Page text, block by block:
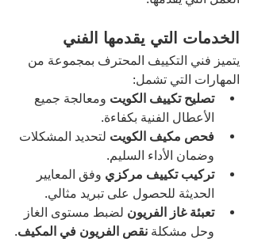
الخدمات التي يقدمها الفني
يتميز فني التكييف المحترف بمجموعة من
المهارات التي تشمل:
تصليح تكييف الكويت ومعالجة جميع
الأعطال الفنية بكفاءة.
فحص مكيف الكويت لتحديد المشكلات
وضمان الأداء السليم.
تركيب تكييف مركزي وفق المعايير
الحديثة للحصول على تبريد مثالي.
تعبئة غاز الفريون لضبط مستوى الغاز
وحل مشكلة نقص الفريون في المكيف.